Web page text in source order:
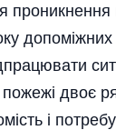
проникнення
допоміжних
пожежі двоє
і